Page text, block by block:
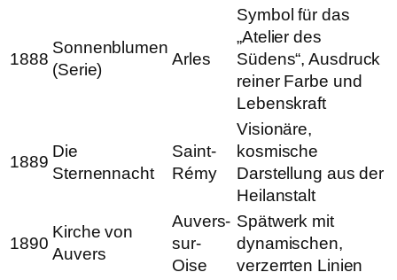
1888
Sonnenblumen
(Serie)
Arles
Symbol für das
„Atelier des
Südens“, Ausdruck
reiner Farbe und
Lebenskraft
1889
Die
Sternennacht
Saint-
Rémy
Visionäre,
kosmische
Darstellung aus der
Heilanstalt
1890
Kirche von
Auvers
Auvers-
sur-
Oise
Spätwerk mit
dynamischen,
verzerrten Linien